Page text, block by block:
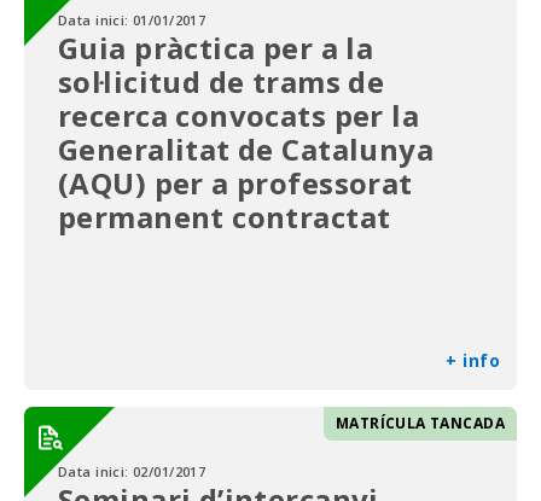
Data inici:01/01/2017
Guia pràctica per a la
sol·licitud de trams de
recerca convocats per la
Generalitat de Catalunya
(AQU) per a professorat
permanent contractat
+ info
MATRÍCULA TANCADA
Data inici:02/01/2017